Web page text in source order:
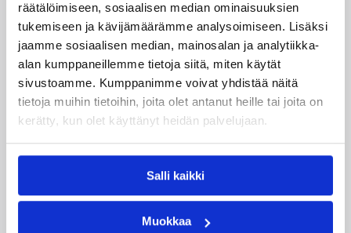
räätälöimiseen, sosiaalisen median ominaisuuksien
tukemiseen ja kävijämäärämme analysoimiseen. Lisäksi
jaamme sosiaalisen median, mainosalan ja analytiikka-
alan kumppaneillemme tietoja siitä, miten käytät
sivustoamme. Kumppanimme voivat yhdistää näitä
tietoja muihin tietoihin, joita olet antanut heille tai joita on
kerätty, kun olet käyttänyt heidän palvelujaan.
Salli kaikki
Muokkaa
Tuomas
Järvinen
2/
/3 syöttöä
Petrus
Heinonen
0/
1
Roslund
1
Eero
6/
2
0/
1